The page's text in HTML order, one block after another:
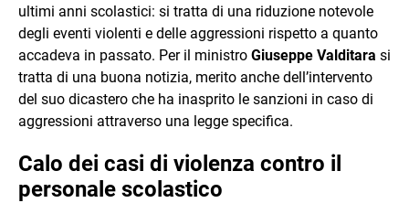
ultimi anni scolastici: si tratta di una riduzione notevole
degli eventi violenti e delle aggressioni rispetto a quanto
accadeva in passato. Per il ministro Giuseppe Valditara si
tratta di una buona notizia, merito anche dell’intervento
del suo dicastero che ha inasprito le sanzioni in caso di
aggressioni attraverso una legge specifica.
Calo dei casi di violenza contro il
personale scolastico